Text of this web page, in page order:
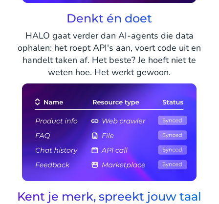
Denkt én doet
HALO gaat verder dan AI-agents die data
ophalen: het roept API's aan, voert code uit en
handelt taken af. Het beste? Je hoeft niet te
weten hoe. Het werkt gewoon.
Kent je merk, spreekt jouw taal